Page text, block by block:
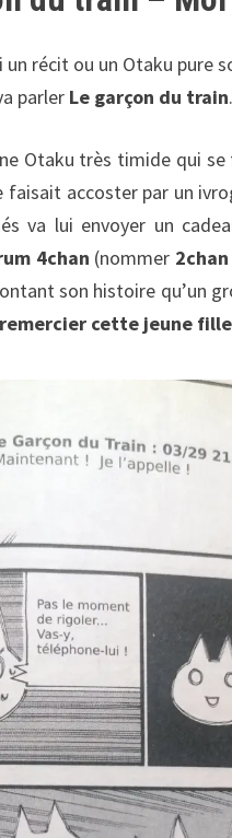
un récit ou un Otaku pure
parler Le garçon du train.
Otaku très timide qui
faisait accoster par un
va lui envoyer un
4chan (nommer 2chan
son histoire qu’un
cette jeune